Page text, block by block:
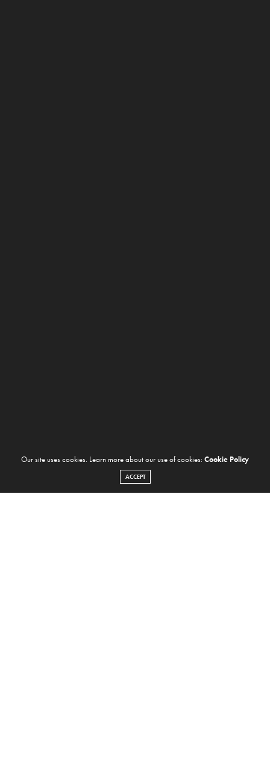
Our site uses cookies. Learn more about our use of cookies: Cookie Policy
ACCEPT